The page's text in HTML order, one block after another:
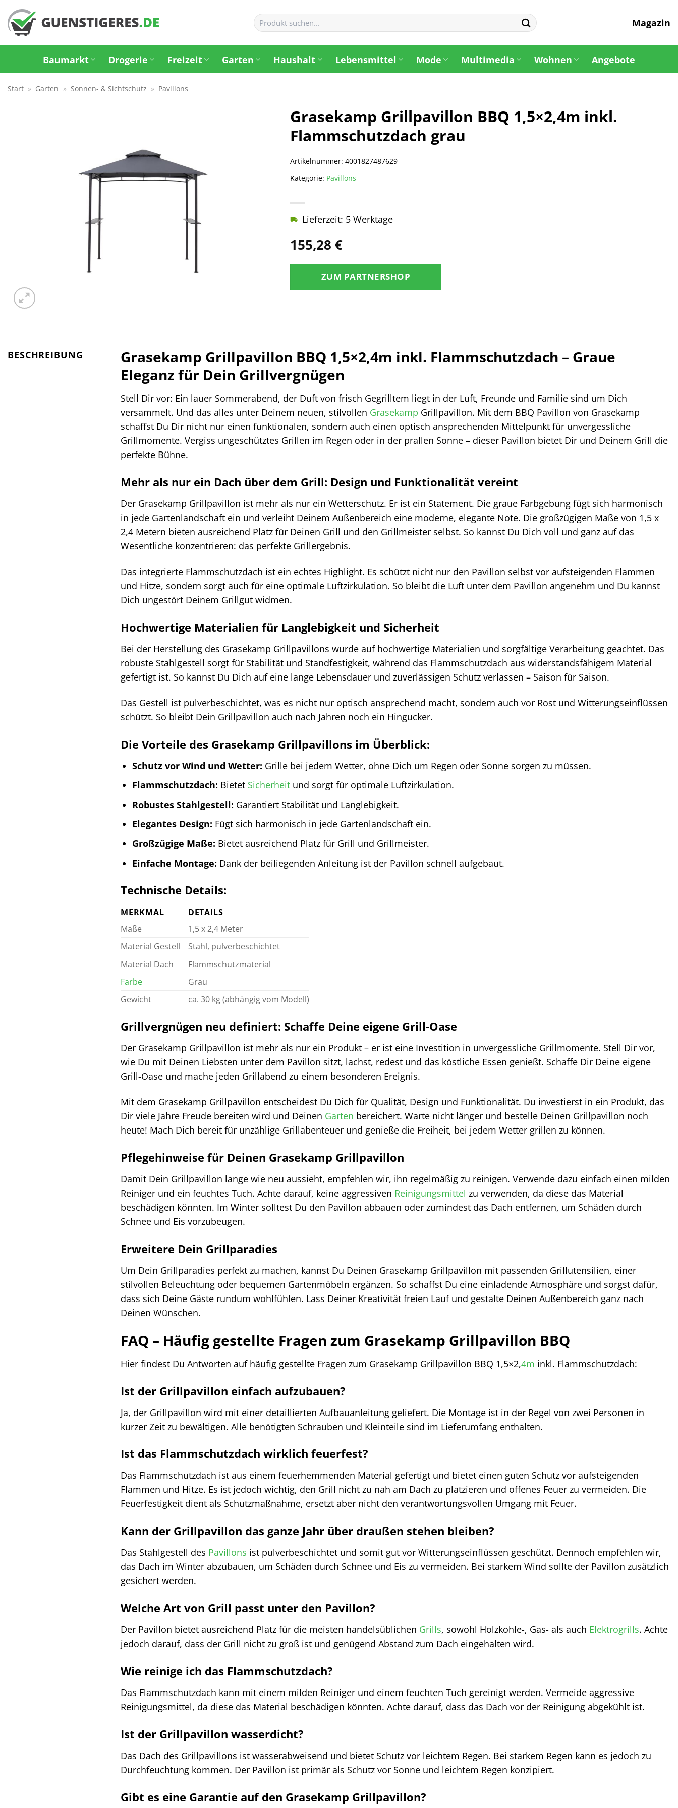
Zum
Inhalt
springen
Suchen
nach:
Magazin
Baumarkt Drogerie Freizeit Garten Haushalt Lebensmittel Mode Multimedia Wohnen Angebote
Start » Garten » Sonnen- & Sichtschutz » Pavillons
Grasekamp Grillpavillon BBQ 1,5×2,4m inkl.
Flammschutzdach grau
155,28 €
Lieferzeit: 5 Werktage
ZUM PARTNERSHOP
Artikelnummer: 4001827487629
Kategorie: Pavillons
BESCHREIBUNG
Grasekamp Grillpavillon BBQ 1,5×2,4m inkl. Flammschutzdach – Graue
Eleganz für Dein Grillvergnügen
Stell Dir vor: Ein lauer Sommerabend, der Duft von frisch Gegrilltem liegt in der Luft, Freunde und Familie sind um Dich
versammelt. Und das alles unter Deinem neuen, stilvollen Grasekamp Grillpavillon. Mit dem BBQ Pavillon von Grasekamp
schaffst Du Dir nicht nur einen funktionalen, sondern auch einen optisch ansprechenden Mittelpunkt für unvergessliche
Grillmomente. Vergiss ungeschütztes Grillen im Regen oder in der prallen Sonne – dieser Pavillon bietet Dir und Deinem Grill die
perfekte Bühne.
Mehr als nur ein Dach über dem Grill: Design und Funktionalität vereint
Der Grasekamp Grillpavillon ist mehr als nur ein Wetterschutz. Er ist ein Statement. Die graue Farbgebung fügt sich harmonisch
in jede Gartenlandschaft ein und verleiht Deinem Außenbereich eine moderne, elegante Note. Die großzügigen Maße von 1,5 x
2,4 Metern bieten ausreichend Platz für Deinen Grill und den Grillmeister selbst. So kannst Du Dich voll und ganz auf das
Wesentliche konzentrieren: das perfekte Grillergebnis.
Das integrierte Flammschutzdach ist ein echtes Highlight. Es schützt nicht nur den Pavillon selbst vor aufsteigenden Flammen
und Hitze, sondern sorgt auch für eine optimale Luftzirkulation. So bleibt die Luft unter dem Pavillon angenehm und Du kannst
Dich ungestört Deinem Grillgut widmen.
Hochwertige Materialien für Langlebigkeit und Sicherheit
Bei der Herstellung des Grasekamp Grillpavillons wurde auf hochwertige Materialien und sorgfältige Verarbeitung geachtet. Das
robuste Stahlgestell sorgt für Stabilität und Standfestigkeit, während das Flammschutzdach aus widerstandsfähigem Material
gefertigt ist. So kannst Du Dich auf eine lange Lebensdauer und zuverlässigen Schutz verlassen – Saison für Saison.
Das Gestell ist pulverbeschichtet, was es nicht nur optisch ansprechend macht, sondern auch vor Rost und Witterungseinflüssen
schützt. So bleibt Dein Grillpavillon auch nach Jahren noch ein Hingucker.
Die Vorteile des Grasekamp Grillpavillons im Überblick:
Schutz vor Wind und Wetter: Grille bei jedem Wetter, ohne Dich um Regen oder Sonne sorgen zu müssen.
Flammschutzdach: Bietet Sicherheitund sorgt für optimale Luftzirkulation.
Robustes Stahlgestell: Garantiert Stabilität und Langlebigkeit.
Elegantes Design: Fügt sich harmonisch in jede Gartenlandschaft ein.
Großzügige Maße: Bietet ausreichend Platz für Grill und Grillmeister.
Einfache Montage: Dank der beiliegenden Anleitung ist der Pavillon schnell aufgebaut.
Technische Details:
MERKMAL
DETAILS
Maße
1,5 x 2,4 Meter
Material Gestell
Stahl, pulverbeschichtet
Material Dach
Flammschutzmaterial
Farbe
Grau
Gewicht
ca. 30 kg (abhängig vom Modell)
Grillvergnügen neu definiert: Schaffe Deine eigene Grill-Oase
Der Grasekamp Grillpavillon ist mehr als nur ein Produkt – er ist eine Investition in unvergessliche Grillmomente. Stell Dir vor,
wie Du mit Deinen Liebsten unter dem Pavillon sitzt, lachst, redest und das köstliche Essen genießt. Schaffe Dir Deine eigene
Grill-Oase und mache jeden Grillabend zu einem besonderen Ereignis.
Mit dem Grasekamp Grillpavillon entscheidest Du Dich für Qualität, Design und Funktionalität. Du investierst in ein Produkt, das
Dir viele Jahre Freude bereiten wird und Deinen Garten bereichert. Warte nicht länger und bestelle Deinen Grillpavillon noch
heute! Mach Dich bereit für unzählige Grillabenteuer und genieße die Freiheit, bei jedem Wetter grillen zu können.
Pflegehinweise für Deinen Grasekamp Grillpavillon
Damit Dein Grillpavillon lange wie neu aussieht, empfehlen wir, ihn regelmäßig zu reinigen. Verwende dazu einfach einen milden
Reiniger und ein feuchtes Tuch. Achte darauf, keine aggressiven Reinigungsmittel zu verwenden, da diese das Material
beschädigen könnten. Im Winter solltest Du den Pavillon abbauen oder zumindest das Dach entfernen, um Schäden durch
Schnee und Eis vorzubeugen.
Erweitere Dein Grillparadies
Um Dein Grillparadies perfekt zu machen, kannst Du Deinen Grasekamp Grillpavillon mit passenden Grillutensilien, einer
stilvollen Beleuchtung oder bequemen Gartenmöbeln ergänzen. So schaffst Du eine einladende Atmosphäre und sorgst dafür,
dass sich Deine Gäste rundum wohlfühlen. Lass Deiner Kreativität freien Lauf und gestalte Deinen Außenbereich ganz nach
Deinen Wünschen.
FAQ – Häufig gestellte Fragen zum Grasekamp Grillpavillon BBQ
Hier findest Du Antworten auf häufig gestellte Fragen zum Grasekamp Grillpavillon BBQ 1,5×2,4m inkl. Flammschutzdach:
Ist der Grillpavillon einfach aufzubauen?
Ja, der Grillpavillon wird mit einer detaillierten Aufbauanleitung geliefert. Die Montage ist in der Regel von zwei Personen in
kurzer Zeit zu bewältigen. Alle benötigten Schrauben und Kleinteile sind im Lieferumfang enthalten.
Ist das Flammschutzdach wirklich feuerfest?
Das Flammschutzdach ist aus einem feuerhemmenden Material gefertigt und bietet einen guten Schutz vor aufsteigenden
Flammen und Hitze. Es ist jedoch wichtig, den Grill nicht zu nah am Dach zu platzieren und offenes Feuer zu vermeiden. Die
Feuerfestigkeit dient als Schutzmaßnahme, ersetzt aber nicht den verantwortungsvollen Umgang mit Feuer.
Kann der Grillpavillon das ganze Jahr über draußen stehen bleiben?
Das Stahlgestell des Pavillons ist pulverbeschichtet und somit gut vor Witterungseinflüssen geschützt. Dennoch empfehlen wir,
das Dach im Winter abzubauen, um Schäden durch Schnee und Eis zu vermeiden. Bei starkem Wind sollte der Pavillon zusätzlich
gesichert werden.
Welche Art von Grill passt unter den Pavillon?
Der Pavillon bietet ausreichend Platz für die meisten handelsüblichen Grills, sowohl Holzkohle-, Gas- als auch Elektrogrills. Achte
jedoch darauf, dass der Grill nicht zu groß ist und genügend Abstand zum Dach eingehalten wird.
Wie reinige ich das Flammschutzdach?
Das Flammschutzdach kann mit einem milden Reiniger und einem feuchten Tuch gereinigt werden. Vermeide aggressive
Reinigungsmittel, da diese das Material beschädigen könnten. Achte darauf, dass das Dach vor der Reinigung abgekühlt ist.
Ist der Grillpavillon wasserdicht?
Das Dach des Grillpavillons ist wasserabweisend und bietet Schutz vor leichtem Regen. Bei starkem Regen kann es jedoch zu
Durchfeuchtung kommen. Der Pavillon ist primär als Schutz vor Sonne und leichtem Regen konzipiert.
Gibt es eine Garantie auf den Grasekamp Grillpavillon?